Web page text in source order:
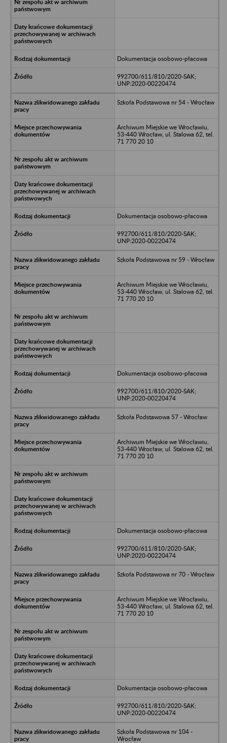
Dokumentacja osobowo-płacowa
992700/611/810/2020-SAK;
UNP:2020-00220474
Szkoła Podstawowa nr 54 - Wrocław
Archiwum Miejskie we Wrocławiu,
53-440 Wrocław, ul. Stalowa 62, tel.
71 770 20 10
Dokumentacja osobowo-płacowa
992700/611/810/2020-SAK;
UNP:2020-00220474
Szkoła Podstawowa nr 59 - Wrocław
Archiwum Miejskie we Wrocławiu,
53-440 Wrocław, ul. Stalowa 62, tel.
71 770 20 10
Dokumentacja osobowo-płacowa
992700/611/810/2020-SAK;
UNP:2020-00220474
Szkoła Podstawowa 57 - Wrocław
Archiwum Miejskie we Wrocławiu,
53-440 Wrocław, ul. Stalowa 62, tel.
71 770 20 10
Dokumentacja osobowo-płacowa
992700/611/810/2020-SAK;
UNP:2020-00220474
Szkoła Podstawowa nr 70 - Wrocław
Archiwum Miejskie we Wrocławiu,
53-440 Wrocław, ul. Stalowa 62, tel.
71 770 20 10
Dokumentacja osobowo-płacowa
992700/611/810/2020-SAK;
UNP:2020-00220474
Szkoła Podstawowa nr 104 -
Wrocław